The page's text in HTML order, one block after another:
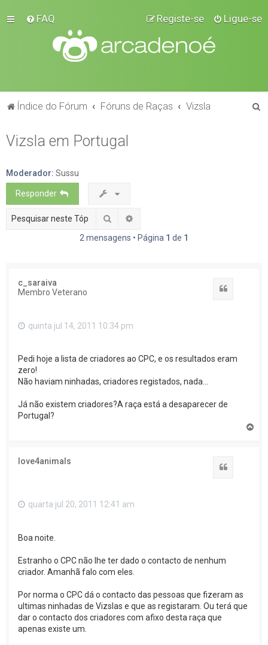
FAQ Ligue-se
Registe-se
Índice do Fórum Fóruns de Raças Vizsla
Vizsla em Portugal
Moderador: Sussu
Responder
Pesquisar
2 mensagens • Página 1 de 1
c_saraiva
Membro Veterano
quinta jul 14, 2011 10:34 pm
Pedi hoje a lista de criadores ao CPC, e os resultados eram
zero!
Não haviam ninhadas, criadores registados, nada...
Já não existem criadores?A raça está a desaparecer de
Portugal?
love4animals
quarta jul 20, 2011 12:41 am
Boa noite.
Estranho o CPC não lhe ter dado o contacto de nenhum
criador. Amanhã falo com eles.
Por norma o CPC dá o contacto das pessoas que fizeram as
ultimas ninhadas de Vizslas e que as registaram. Ou terá que
dar o contacto dos criadores com afixo desta raça que
apenas existe um.